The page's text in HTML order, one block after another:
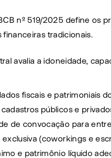
nº 519/2025 define os
financeiras tradicionais.
avalia a idoneidade,
fiscais e patrimoniais
públicos e
de convocação para
exclusiva (coworkings e
e patrimônio líquido